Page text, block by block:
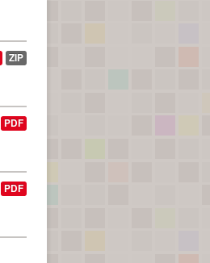
ZIP
PDF
PDF